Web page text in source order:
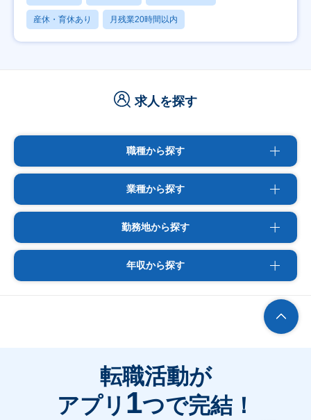
産休・育休あり 月残業20時間以内
求人を探す
職種から探す
業種から探す
勤務地から探す
年収から探す
転職活動が
アプリ 1つで完結！